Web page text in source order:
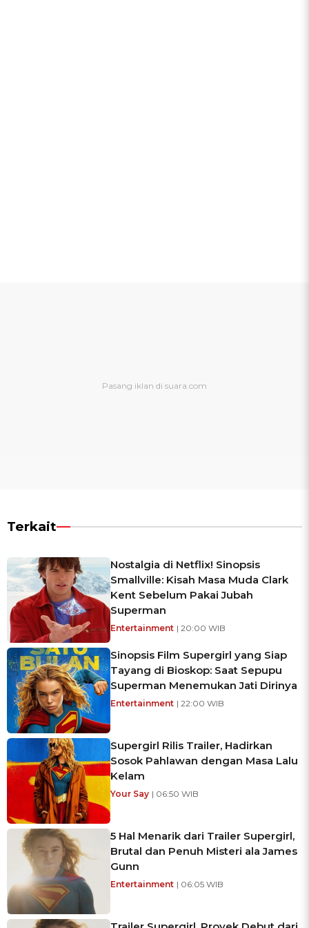
Terkait
Nostalgia di Netflix! Sinopsis
Smallville: Kisah Masa Muda Clark
Kent Sebelum Pakai Jubah
Superman
Entertainment | 20:00 WIB
Sinopsis Film Supergirl yang Siap
Tayang di Bioskop: Saat Sepupu
Superman Menemukan Jati Dirinya
Entertainment | 22:00 WIB
Supergirl Rilis Trailer, Hadirkan
Sosok Pahlawan dengan Masa Lalu
Kelam
Your Say | 06:50 WIB
5 Hal Menarik dari Trailer Supergirl,
Brutal dan Penuh Misteri ala James
Gunn
Entertainment | 06:05 WIB